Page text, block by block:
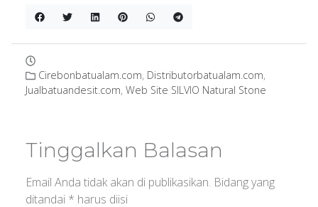
Cirebonbatualam.com, Distributorbatualam.com,
Jualbatuandesit.com, Web Site SILVIO Natural Stone
Tinggalkan Balasan
Email Anda tidak akan di publikasikan. Bidang yang
ditandai * harus diisi